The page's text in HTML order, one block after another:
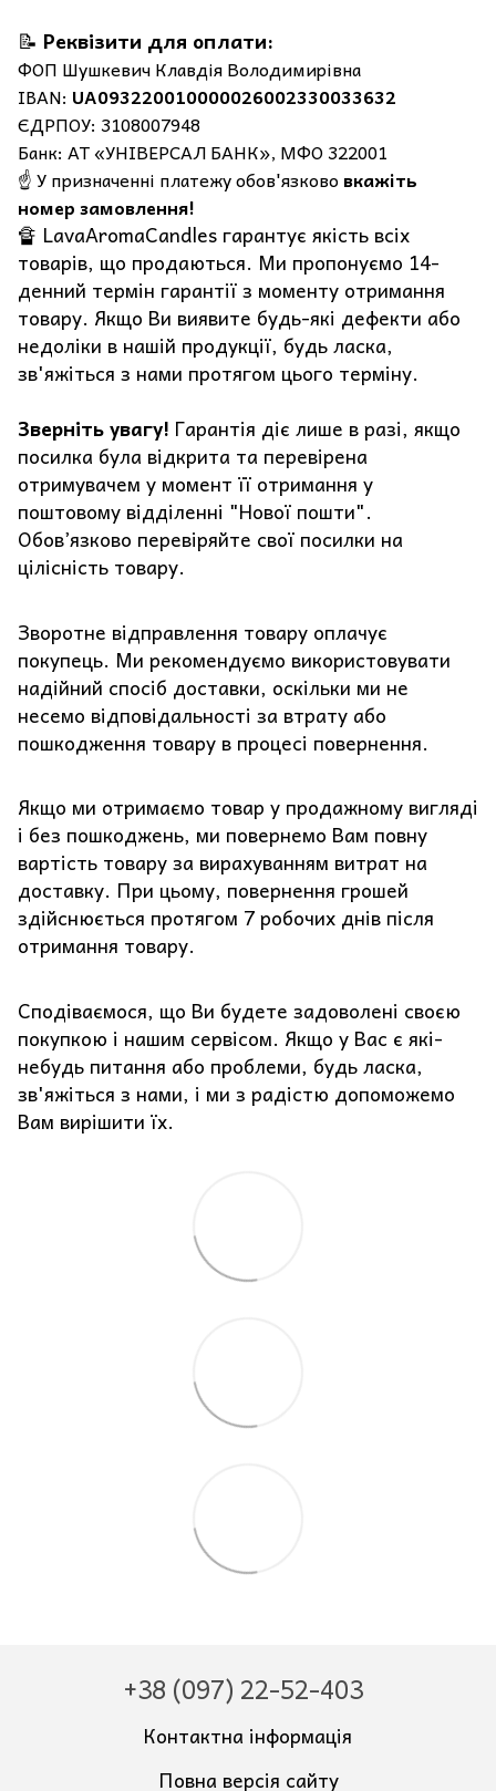
📝 Реквізити для оплати:
ФОП Шушкевич Клавдія Володимирівна
IBAN: UA093220010000026002330033632
ЄДРПОУ: 3108007948
Банк: АТ «УНІВЕРСАЛ БАНК», МФО 322001
☝️ У призначенні платежу обов'язково вкажіть
номер замовлення!
🔏 LavaAromaCandles гарантує якість всіх
товарів, що продаються. Ми пропонуємо 14-
денний термін гарантії з моменту отримання
товару. Якщо Ви виявите будь-які дефекти або
недоліки в нашій продукції, будь ласка,
зв'яжіться з нами протягом цього терміну.
Зверніть увагу! Гарантія діє лише в разі, якщо
посилка була відкрита та перевірена
отримувачем у момент її отримання у
поштовому відділенні "Нової пошти".
Обов’язково перевіряйте свої посилки на
цілісність товару.
Зворотне відправлення товару оплачує
покупець. Ми рекомендуємо використовувати
надійний спосіб доставки, оскільки ми не
несемо відповідальності за втрату або
пошкодження товару в процесі повернення.
Якщо ми отримаємо товар у продажному вигляді
і без пошкоджень, ми повернемо Вам повну
вартість товару за вирахуванням витрат на
доставку. При цьому, повернення грошей
здійснюється протягом 7 робочих днів після
отримання товару.
Сподіваємося, що Ви будете задоволені своєю
покупкою і нашим сервісом. Якщо у Вас є які-
небудь питання або проблеми, будь ласка,
зв'яжіться з нами, і ми з радістю допоможемо
Вам вирішити їх.
+38 (097) 22-52-403
Контактна інформація
Повна версія сайту